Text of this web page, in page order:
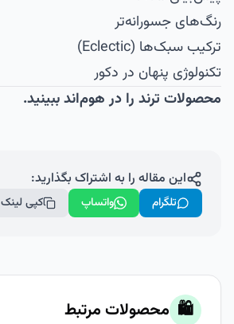
رنگ‌های جسورانه‌تر
ترکیب سبک‌ها (Eclectic)
تکنولوژی پنهان در دکور
محصولات ترند را درهوم‌اندببینید.
این مقاله را به اشتراک بگذارید:
تلگرام واتساپ کپی لینک
🛍️ محصولات مرتبط